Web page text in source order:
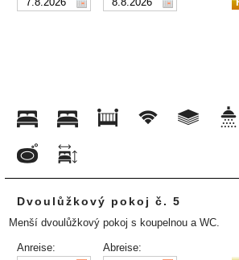
Dvoulůžkový pokoj č. 5
Menší dvoulůžkový pokoj s koupelnou a WC.
Anreise: Abreise: